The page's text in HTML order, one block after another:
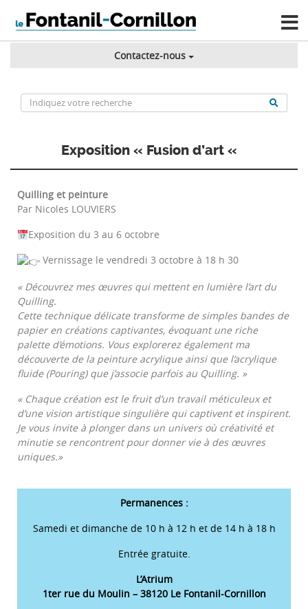
Contactez-nous
Exposition « Fusion d’art «
Quilling et peinture
Par Nicoles LOUVIERS
Exposition du 3 au 6 octobre
Vernissage le vendredi 3 octobre à 18 h 30
« Découvrez mes œuvres qui mettent en lumière l’art du
Quilling.
Cette technique délicate transforme de simples bandes de
papier en créations captivantes, évoquant une riche
palette d’émotions. Vous explorerez également ma
découverte de la peinture acrylique ainsi que l’acrylique
fluide (Pouring) que j’associe parfois au Quilling. »
« Chaque création est le fruit d’un travail méticuleux et
d’une vision artistique singulière qui captivent et inspirent.
Je vous invite à plonger dans un univers où créativité et
minutie se rencontrent pour donner vie à des œuvres
uniques.»
Permanences :
Samedi et dimanche de 10 h à 12 h et de 14 h à 18 h
Entrée gratuite.
L’Atrium
1ter rue du Moulin – 38120 Le Fontanil-Cornillon